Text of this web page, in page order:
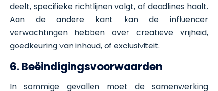
deelt, specifieke richtlijnen volgt, of deadlines haalt.
Aan de andere kant kan de influencer
verwachtingen hebben over creatieve vrijheid,
goedkeuring van inhoud, of exclusiviteit.
6. Beëindigingsvoorwaarden
In sommige gevallen moet de samenwerking